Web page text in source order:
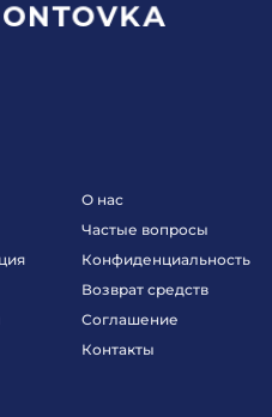
О нас
Частые вопросы
Конфиденциальность
Возврат средств
Соглашение
Контакты